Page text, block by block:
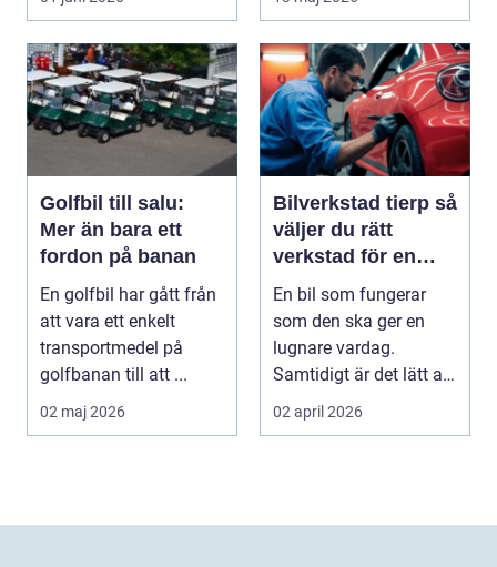
fastighetsförv...
biläga...
Golfbil till salu:
Mer än bara ett
fordon på banan
En golfbil har gått från
att vara ett enkelt
transportmedel på
golfbanan till att ...
02 maj 2026
Bilverkstad tierp så
väljer du rätt
verkstad för en
tryggare bilvardag
En bil som fungerar
som den ska ger en
lugnare vardag.
Samtidigt är det lätt att
skjuta upp service ...
02 april 2026